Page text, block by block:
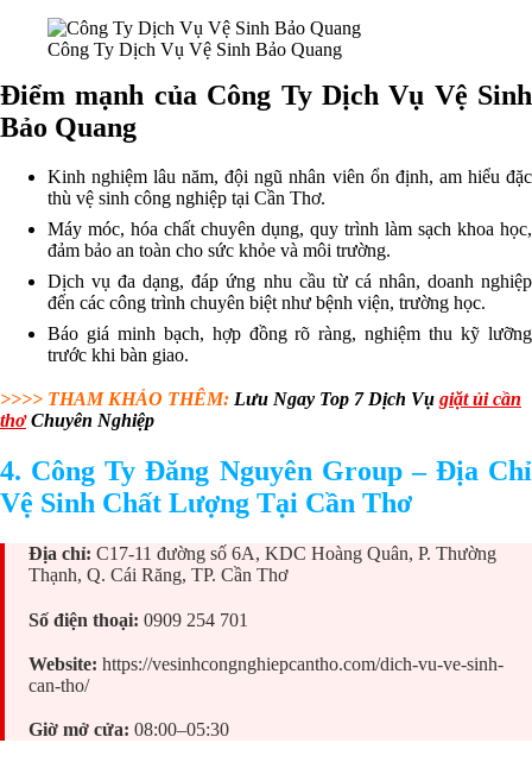
Công Ty Dịch Vụ Vệ Sinh Bảo Quang
Điểm mạnh của Công Ty Dịch Vụ Vệ Sinh
Bảo Quang
Kinh nghiệm lâu năm, đội ngũ nhân viên ổn định, am hiểu đặc
thù vệ sinh công nghiệp tại Cần Thơ.
Máy móc, hóa chất chuyên dụng, quy trình làm sạch khoa học,
đảm bảo an toàn cho sức khỏe và môi trường.
Dịch vụ đa dạng, đáp ứng nhu cầu từ cá nhân, doanh nghiệp
đến các công trình chuyên biệt như bệnh viện, trường học.
Báo giá minh bạch, hợp đồng rõ ràng, nghiệm thu kỹ lưỡng
trước khi bàn giao.
>>>> THAM KHẢO THÊM: Lưu Ngay Top 7 Dịch Vụ giặt ủi cần
thơ Chuyên Nghiệp
4. Công Ty Đăng Nguyên Group – Địa Chỉ
Vệ Sinh Chất Lượng Tại Cần Thơ
Địa chỉ: C17-11 đường số 6A, KDC Hoàng Quân, P. Thường
Thạnh, Q. Cái Răng, TP. Cần Thơ
Số điện thoại: 0909 254 701
Website: https://vesinhcongnghiepcantho.com/dich-vu-ve-sinh-
can-tho/
Giờ mở cửa: 08:00–05:30